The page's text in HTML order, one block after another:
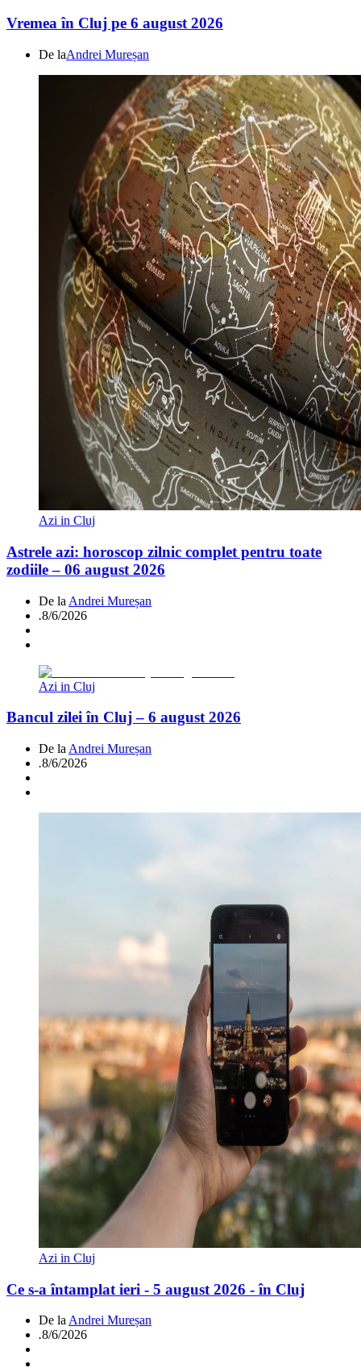
Vremea în Cluj pe 6 august 2026
De laAndrei Mureșan
Azi in Cluj
Astrele azi: horoscop zilnic complet pentru toate
zodiile – 06 august 2026
De la Andrei Mureșan
.8/6/2026
Azi in Cluj
Bancul zilei în Cluj – 6 august 2026
De la Andrei Mureșan
.8/6/2026
Azi in Cluj
Ce s-a întamplat ieri - 5 august 2026 - în Cluj
De laAndrei Mureșan
.8/6/2026